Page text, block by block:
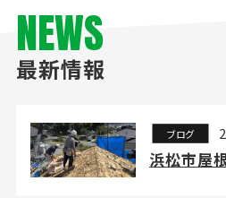
NEWS
最新情報
ブログ
浜松市屋